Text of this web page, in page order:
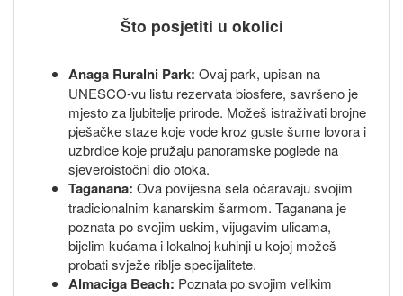
Što posjetiti u okolici
Anaga Ruralni Park: Ovaj park, upisan na
UNESCO-vu listu rezervata biosfere, savršeno je
mjesto za ljubitelje prirode. Možeš istraživati brojne
pješačke staze koje vode kroz guste šume lovora i
uzbrdice koje pružaju panoramske poglede na
sjeveroistočni dio otoka.
Taganana: Ova povijesna sela očaravaju svojim
tradicionalnim kanarskim šarmom. Taganana je
poznata po svojim uskim, vijugavim ulicama,
bijelim kućama i lokalnoj kuhinji u kojoj možeš
probati svježe riblje specijalitete.
Almaciga Beach: Poznata po svojim velikim